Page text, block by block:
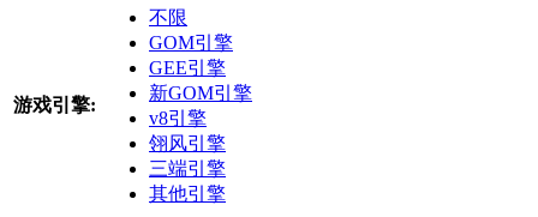
游戏引擎:
不限
GOM引擎
GEE引擎
新GOM引擎
v8引擎
翎风引擎
三端引擎
其他引擎